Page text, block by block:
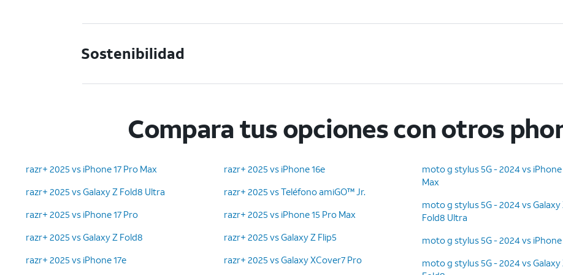
Sostenibilidad
Compara tus opciones con otros
razr+ 2025 vs iPhone 17 Pro Max
razr+ 2025 vs Galaxy Z Fold8 Ultra
razr+ 2025 vs iPhone 17 Pro
razr+ 2025 vs Galaxy Z Fold8
razr+ 2025 vs iPhone 17e
razr+ 2025 vs iPhone 16e
razr+ 2025 vs Teléfono amiGO™ Jr.
razr+ 2025 vs iPhone 15 Pro Max
razr+ 2025 vs Galaxy Z Flip5
razr+ 2025 vs Galaxy XCover7 Pro
moto g stylus 5G - 2024 vs iPhone
Max
moto g stylus 5G - 2024 vs Galaxy
Fold8 Ultra
moto g stylus 5G - 2024 vs iPhone
moto g stylus 5G - 2024 vs Galaxy